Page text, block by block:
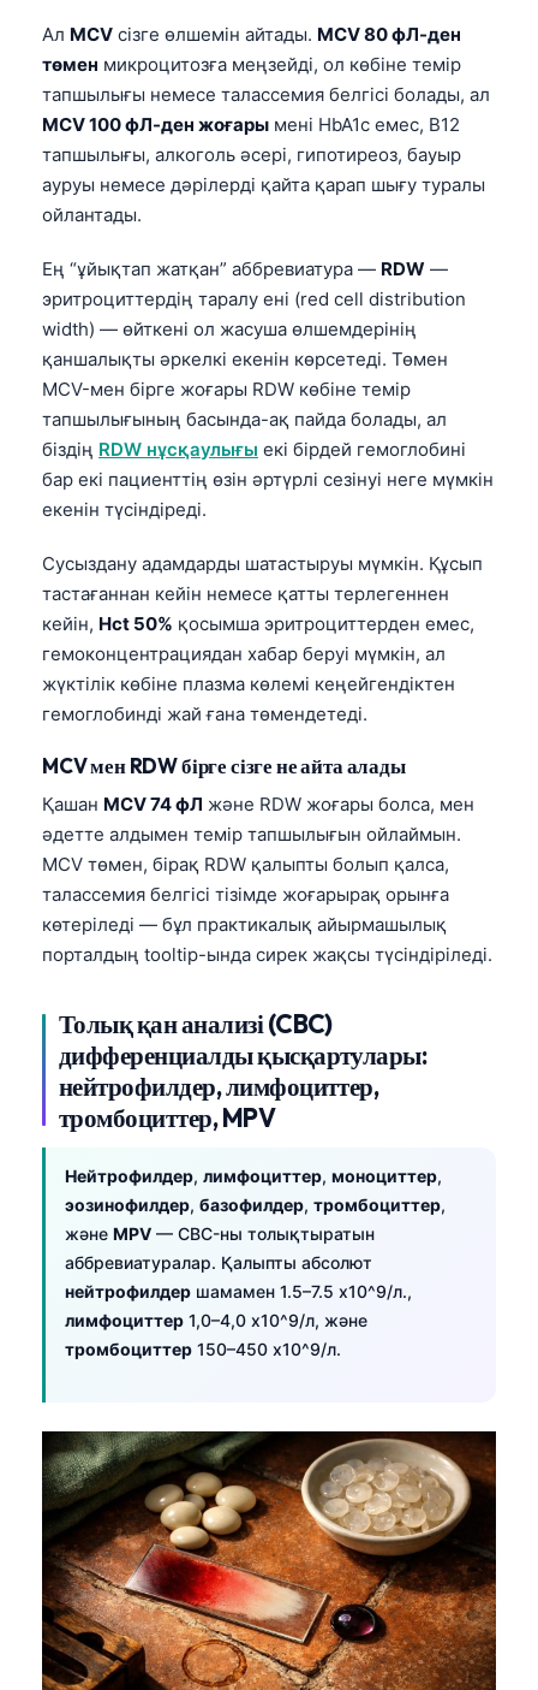
Ал MCV сізге өлшемін айтады. MCV 80 фЛ-ден
төмен микроцитозға меңзейді, ол көбіне темір
тапшылығы немесе талассемия белгісі болады, ал
MCV 100 фЛ-ден жоғары мені HbA1c емес, B12
тапшылығы, алкоголь әсері, гипотиреоз, бауыр
ауруы немесе дәрілерді қайта қарап шығу туралы
ойлантады.
Ең “ұйықтап жатқан” аббревиатура — RDW —
эритроциттердің таралу ені (red cell distribution
width) — өйткені ол жасуша өлшемдерінің
қаншалықты әркелкі екенін көрсетеді. Төмен
MCV-мен бірге жоғары RDW көбіне темір
тапшылығының басында-ақ пайда болады, ал
біздің RDW нұсқаулығы екі бірдей гемоглобині
бар екі пациенттің өзін әртүрлі сезінуі неге мүмкін
екенін түсіндіреді.
Сусыздану адамдарды шатастыруы мүмкін. Құсып
тастағаннан кейін немесе қатты терлегеннен
кейін, Hct 50% қосымша эритроциттерден емес,
гемоконцентрациядан хабар беруі мүмкін, ал
жүктілік көбіне плазма көлемі кеңейгендіктен
гемоглобинді жай ғана төмендетеді.
MCV мен RDW бірге сізге не айта алады
Қашан MCV 74 фЛ және RDW жоғары болса, мен
әдетте алдымен темір тапшылығын ойлаймын.
MCV төмен, бірақ RDW қалыпты болып қалса,
талассемия белгісі тізімде жоғарырақ орынға
көтеріледі — бұл практикалық айырмашылық
порталдың tooltip-ында сирек жақсы түсіндіріледі.
Толық қан анализі (CBC)
дифференциалды қысқартулары:
нейтрофилдер, лимфоциттер,
тромбоциттер, MPV
Нейтрофилдер, лимфоциттер, моноциттер,
эозинофилдер, базофилдер, тромбоциттер,
және MPV — CBC-ны толықтыратын
аббревиатуралар. Қалыпты абсолют
нейтрофилдер шамамен 1.5–7.5 x10^9/л.,
лимфоциттер 1,0–4,0 x10^9/л, және
тромбоциттер 150–450 x10^9/л.